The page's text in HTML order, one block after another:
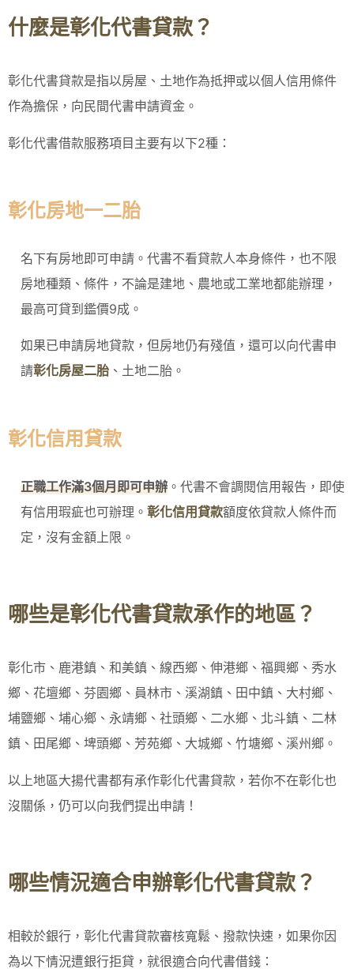
什麼是彰化代書貸款？
彰化代書貸款是指以房屋、土地作為抵押或以個人信用條件
作為擔保，向民間代書申請資金。
彰化代書借款服務項目主要有以下2種：
彰化房地一二胎
名下有房地即可申請。代書不看貸款人本身條件，也不限
房地種類、條件，不論是建地、農地或工業地都能辦理，
最高可貸到鑑價9成。
如果已申請房地貸款，但房地仍有殘值，還可以向代書申
請彰化房屋二胎 、土地二胎。
彰化信用貸款
正職工作滿3個月即可申辦 。代書不會調閱信用報告，即使
有信用瑕疵也可辦理。 彰化信用貸款額度依貸款人條件而
定，沒有金額上限。
哪些是彰化代書貸款承作的地區？
彰化市、鹿港鎮、和美鎮、線西鄉、伸港鄉、福興鄉、秀水
鄉、花壇鄉、芬園鄉、員林市、溪湖鎮、田中鎮、大村鄉、
埔鹽鄉、埔心鄉、永靖鄉、社頭鄉、二水鄉、北斗鎮、二林
鎮、田尾鄉、埤頭鄉、芳苑鄉、大城鄉、竹塘鄉、溪州鄉。
以上地區大揚代書都有承作彰化代書貸款，若你不在彰化也
沒關係，仍可以向我們提出申請！
哪些情況適合申辦彰化代書貸款？
相較於銀行，彰化代書貸款審核寬鬆、撥款快速，如果你因
為以下情況遭銀行拒貸，就很適合向代書借錢：